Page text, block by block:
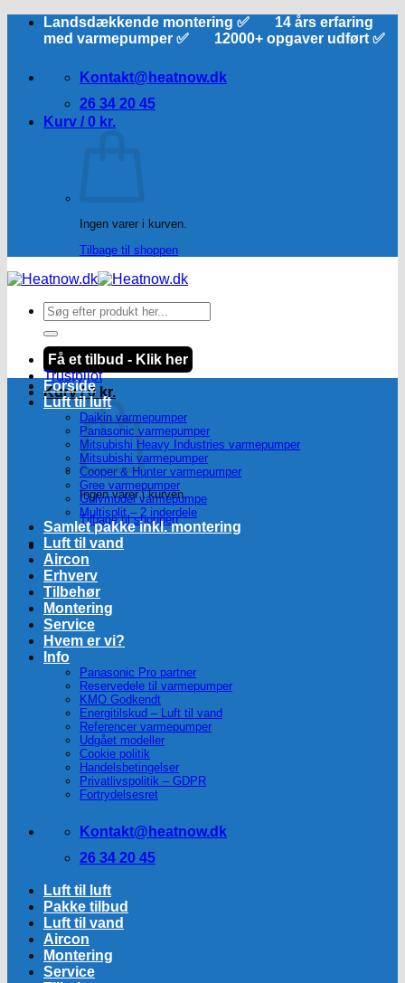
FortsætLandsdækkende montering ✅ 14 års erfaring
med varmepumper ✅ 12000+ opgaver udført ✅
Kontakt@heatnow.dk
26 34 20 45
Kurv / 0 kr.
Ingen varer i kurven.
Tilbage til shoppen
Søg
efter:
Få et tilbud - Klik her
Trustpilot
Kurv /0 kr.
Ingen varer i kurven.
Tilbage til shoppen
Forside
Luft til luft
Daikin varmepumper
Panasonic varmepumper
Mitsubishi Heavy Industries varmepumper
Mitsubishi varmepumper
Cooper & Hunter varmepumper
Gree varmepumper
Gulvmodel varmepumpe
Multisplit – 2 inderdele
Samlet pakke inkl. montering
Luft til vand
Aircon
Erhverv
Tilbehør
Montering
Service
Hvem er vi?
Info
Panasonic Pro partner
Reservedele til varmepumper
KMO Godkendt
Energitilskud – Luft til vand
Referencer varmepumper
Udgået modeller
Cookie politik
Handelsbetingelser
Privatlivspolitik – GDPR
Fortrydelsesret
Kontakt@heatnow.dk
26 34 20 45
Luft til luft
Pakke tilbud
Luft til vand
Aircon
Montering
Service